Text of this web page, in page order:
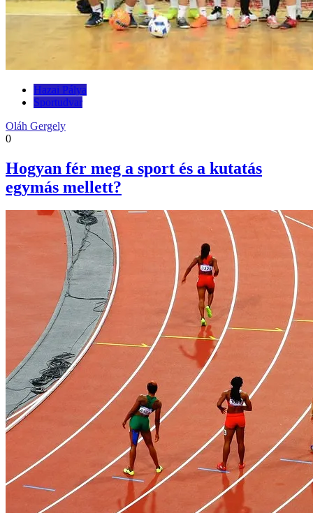
Hazai Pálya
Sportudvar
Oláh Gergely
0
Hogyan fér meg a sport és a kutatás
egymás mellett?